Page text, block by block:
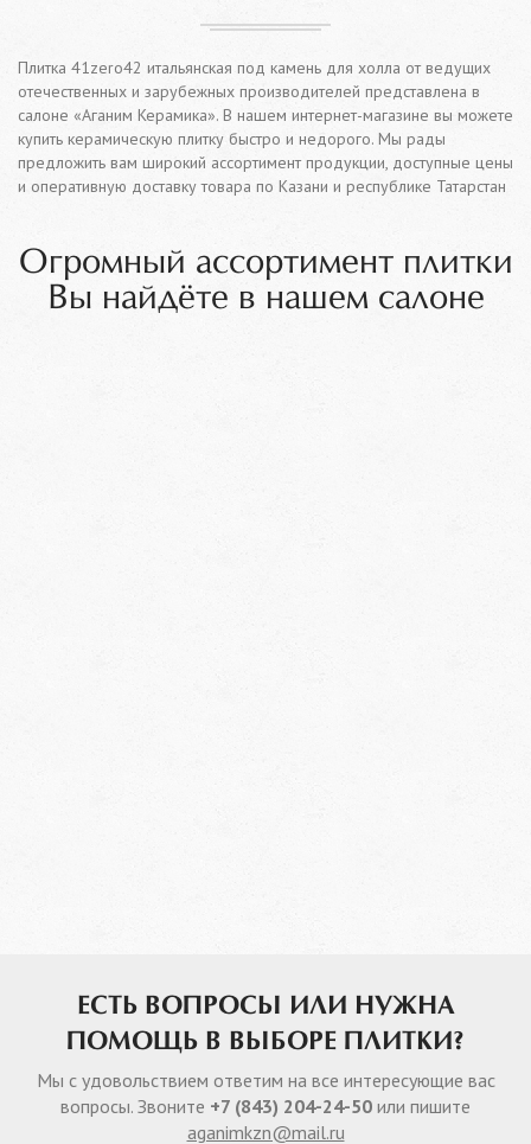
Плитка 41zero42 итальянская под камень для холла от ведущих
отечественных и зарубежных производителей представлена в
салоне «Аганим Керамика». В нашем интернет-магазине вы можете
купить керамическую плитку быстро и недорого. Мы рады
предложить вам широкий ассортимент продукции, доступные цены
и оперативную доставку товара по Казани и республике Татарстан
Огромный ассортимент плитки
Вы найдёте в нашем салоне
ЕСТЬ ВОПРОСЫ ИЛИ НУЖНА
ПОМОЩЬ В ВЫБОРЕ ПЛИТКИ?
Мы с удовольствием ответим на все интересующие вас
вопросы. Звоните +7 (843) 204-24-50 или пишите
aganimkzn@mail.ru